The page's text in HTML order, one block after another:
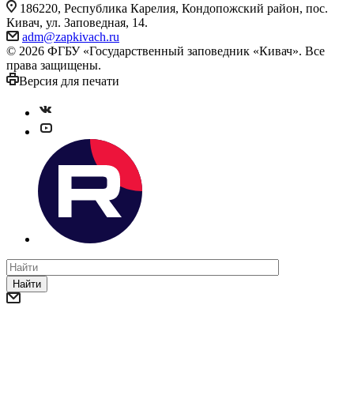
186220, Республика Карелия, Кондопожский район, пос.
Кивач, ул. Заповедная, 14.
adm@zapkivach.ru
© 2026 ФГБУ «Государственный заповедник «Кивач». Все
права защищены.
Версия для печати
Найти